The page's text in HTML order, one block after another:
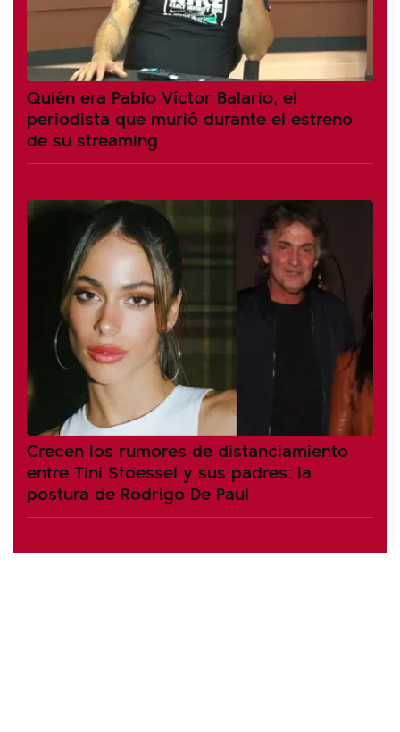
Quién era Pablo Víctor Balario, el
periodista que murió durante el estreno
de su streaming
Crecen los rumores de distanciamiento
entre Tini Stoessel y sus padres: la
postura de Rodrigo De Paul